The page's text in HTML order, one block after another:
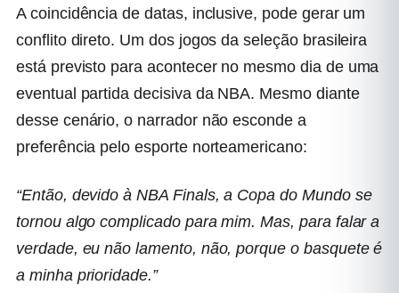
A coincidência de datas, inclusive, pode gerar um
conflito direto. Um dos jogos da seleção brasileira
está previsto para acontecer no mesmo dia de uma
eventual partida decisiva da NBA. Mesmo diante
desse cenário, o narrador não esconde a
preferência pelo esporte norteamericano:
“Então, devido à NBA Finals, a Copa do Mundo se
tornou algo complicado para mim. Mas, para falar a
verdade, eu não lamento, não, porque o basquete é
a minha prioridade.”